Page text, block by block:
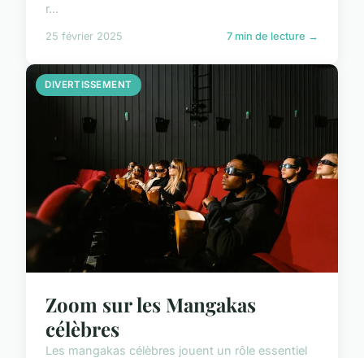
r...
25 février 2025 7 min de lecture →
DIVERTISSEMENT
Zoom sur les Mangakas
célèbres
Les mangakas célèbres jouent un rôle essentiel